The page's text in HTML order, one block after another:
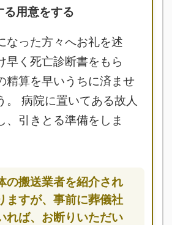
る用意をする
なった方々へお礼を述
早く死亡診断書をもら
精算を早いうちに済ませ
。 病院に置いてある故人
、引きとる準備をしま
の搬送業者を紹介され
ますが、事前に葬儀社
れば、お断りいただい